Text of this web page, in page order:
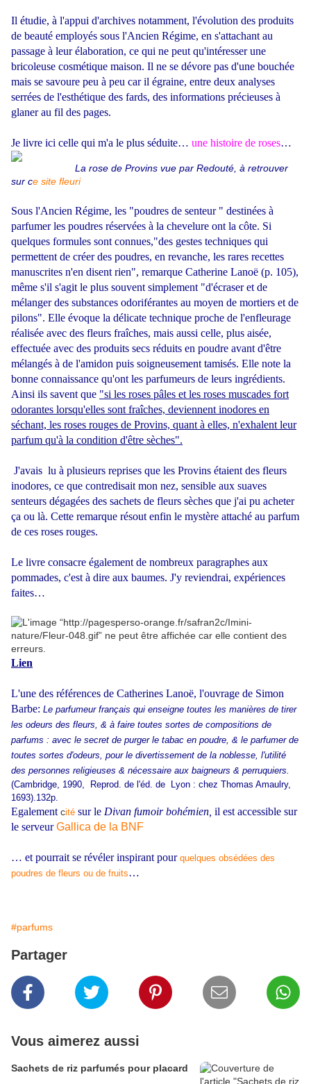
Il étudie, à l'appui d'archives notamment, l'évolution des produits
de beauté employés sous l'Ancien Régime, en s'attachant au
passage à leur élaboration, ce qui ne peut qu'intéresser une
bricoleuse cosmétique maison. Il ne se dévore pas d'une bouchée
mais se savoure peu à peu car il égraine, entre deux analyses
serrées de l'esthétique des fards, des informations précieuses à
glaner au fil des pages.
Je livre ici celle qui m'a le plus séduite… une histoire de roses…
La rose de Provins vue par Redouté, à retrouver
sur ce site fleuri
Sous l'Ancien Régime, les "poudres de senteur " destinées à
parfumer les poudres réservées à la chevelure ont la côte. Si
quelques formules sont connues,"des gestes techniques qui
permettent de créer des poudres, en revanche, les rares recettes
manuscrites n'en disent rien", remarque Catherine Lanoë (p. 105),
même s'il s'agit le plus souvent simplement "d'écraser et de
mélanger des substances odoriférantes au moyen de mortiers et de
pilons". Elle évoque la délicate technique proche de l'enfleurage
réalisée avec des fleurs fraîches, mais aussi celle, plus aisée,
effectuée avec des produits secs réduits en poudre avant d'être
mélangés à de l'amidon puis soigneusement tamisés. Elle note la
bonne connaissance qu'ont les parfumeurs de leurs ingrédients.
Ainsi ils savent que "si les roses pâles et les roses muscades fort
odorantes lorsqu'elles sont fraîches, deviennent inodores en
séchant, les roses rouges de Provins, quant à elles, n'exhalent leur
parfum qu'à la condition d'être sèches".
J'avais lu à plusieurs reprises que les Provins étaient des fleurs
inodores, ce que contredisait mon nez, sensible aux suaves
senteurs dégagées des sachets de fleurs sèches que j'ai pu acheter
ça ou là. Cette remarque résout enfin le mystère attaché au parfum
de ces roses rouges.
Le livre consacre également de nombreux paragraphes aux
pommades, c'est à dire aux baumes. J'y reviendrai, expériences
faites…
Lien
L'une des références de Catherines Lanoë, l'ouvrage de Simon
Barbe: Le parfumeur français qui enseigne toutes les manières de tirer
les odeurs des fleurs, & à faire toutes sortes de compositions de
parfums : avec le secret de purger le tabac en poudre, & le parfumer de
toutes sortes d'odeurs, pour le divertissement de la noblesse, l'utilité
des personnes religieuses & nécessaire aux baigneurs & perruquiers.
(Cambridge, 1990, Reprod. de l'éd. de Lyon : chez Thomas Amaulry,
1693).132p.
Egalement cité sur le Divan fumoir bohémien, il est accessible sur
le serveur Gallica de la BNF
… et pourrait se révéler inspirant pour quelques obsédées des
poudres de fleurs ou de fruits…
#parfums
Partager
Vous aimerez aussi
Sachets de riz parfumés pour placard